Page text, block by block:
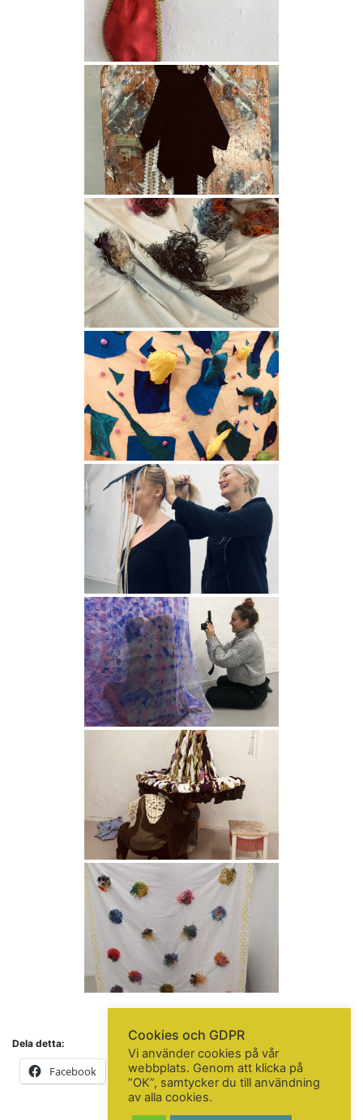
Dela detta:
Facebook X Mer
Som en bra konstskola värnar vi om kreativ
Ett eget konstnärlig språk ger kraftfulla verktyg att
själv påverka framtiden.
HITTA OSS
Göteborgs konstskola
Första Långgatan 10,
KONTAKTA OSS
+46 31 14 80 61
info@gbgkonstskola.se
VAD HÄNDER…
Följ oss på Facebook
Nyhetsbrev? Prenumerera här!
Cookies och GDPR
Vi använder cookies på vår
webbplats. Genom att klicka på
”OK”, samtycker du till användning
av alla cookies.